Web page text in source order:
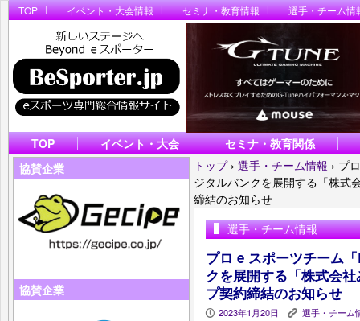
TOP イベント・大会情報 セミナ・教育情報 選手・チーム情
TOP イベント・大会
セミナ・教育関係
協賛企業
協賛企業
トップ › 選手・チーム情報 › プ
ジタルバンクを展開する「株式
締結のお知らせ
選手・チーム情報
プロ e スポーツチーム
クを展開する「株式会
プ契約締結のお知らせ
P 2023年1月20日 K 選手・チーム